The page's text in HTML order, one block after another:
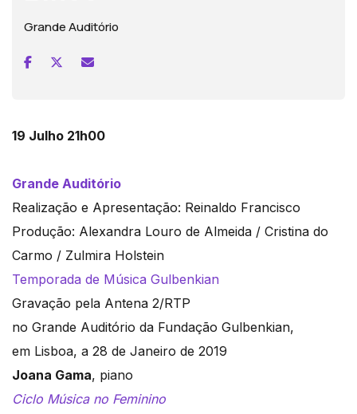
Grande Auditório
19 Julho 21h00
Grande Auditório
Realização e Apresentação: Reinaldo Francisco
Produção: Alexandra Louro de Almeida / Cristina do
Carmo / Zulmira Holstein
Temporada de Música Gulbenkian
Gravação pela Antena 2/RTP
no Grande Auditório da Fundação Gulbenkian,
em Lisboa, a 28 de Janeiro de 2019
Joana Gama, piano
Ciclo Música no Feminino